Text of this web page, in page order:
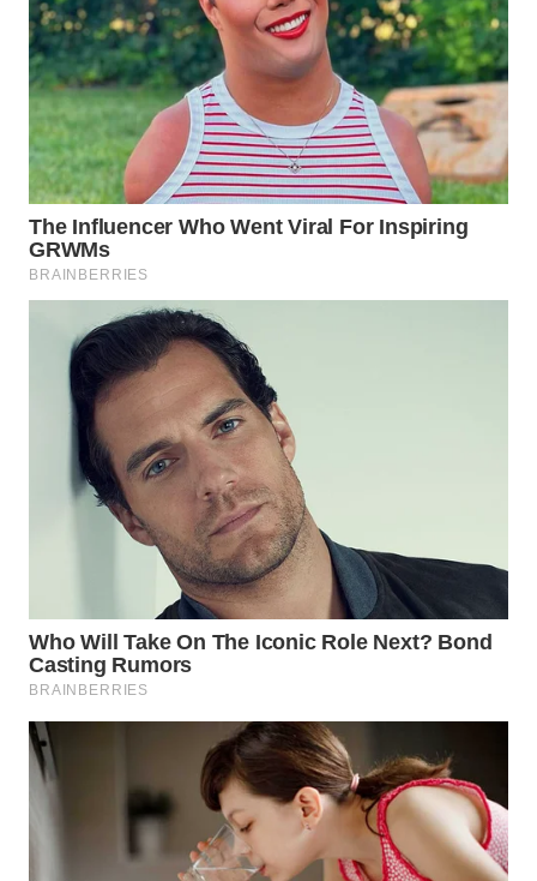
TINGGI
WN
PAKPAK
WN
KARAWANG
WN
BEKASI
WN
BOGOR
DEPOK
WN
SAMOSIR
WN
PADANG
LAWAS
SUMEDANG